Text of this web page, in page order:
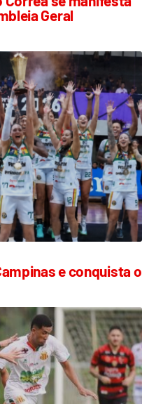
Geral
e conquista o